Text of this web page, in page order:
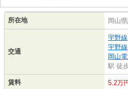
所在地 岡山県
交通
宇野線
宇野線
岡山
駅 徒
賃料 5.2万